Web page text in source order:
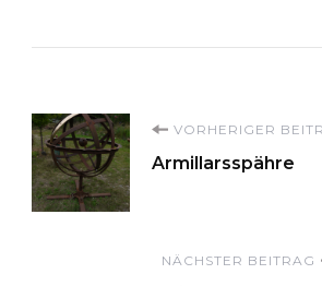
VORHERIGER
Armillarsspähre
NÄCHSTER BEITRAG